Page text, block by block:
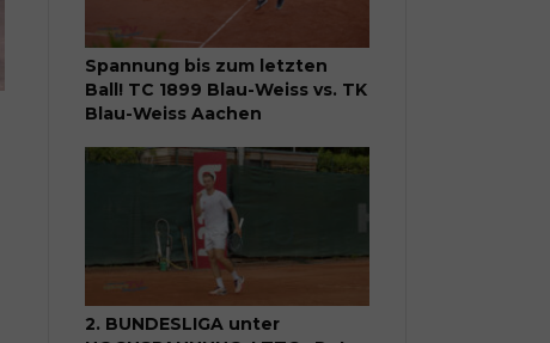
Spannung bis zum letzten
Ball! TC 1899 Blau-Weiss vs. TK
Blau-Weiss Aachen
2. BUNDESLIGA unter